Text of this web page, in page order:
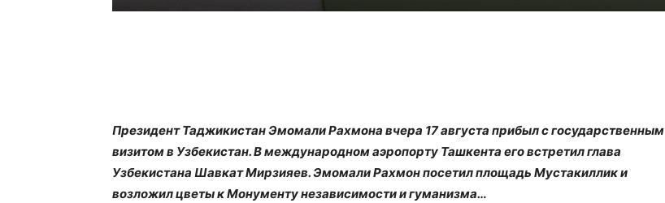
Президент Таджикистан Эмомали Рахмона вчера 17 августа прибыл с государственным
визитом в Узбекистан. В международном аэропорту Ташкента его встретил глава
Узбекистана Шавкат Мирзияев. Эмомали Рахмон посетил площадь Мустакиллик и
возложил цветы к Монументу независимости и гуманизма…